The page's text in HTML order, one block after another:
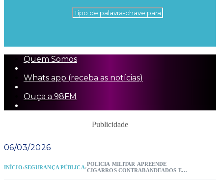
Quem Somos
Whats app (receba as notícias)
Ouça a 98FM
Publicidade
06/03/2026
INÍCIO›SEGURANÇA PÚBLICA›
POLÍCIA MILITAR APREENDE
CIGARROS CONTRABANDEADOS E